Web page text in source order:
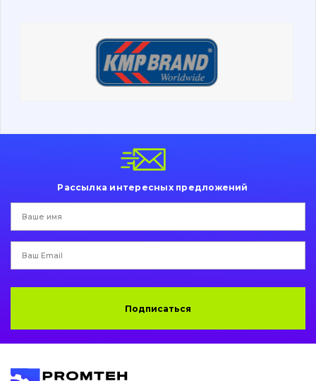
Фильтры и смазочные материалы
Ножи, режущие кромки
Защита (ковша, адаптера)
Пальци и втулки
Гидравлика
написати
Рассылка интересных предложений
Подписаться